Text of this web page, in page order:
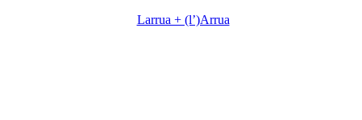
Larrua + (l’)Arrua